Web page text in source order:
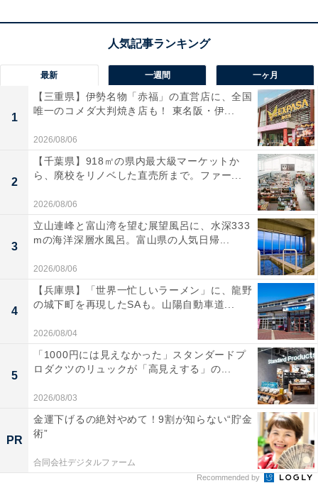
AI処理のために設計された最新のM5 Proチップ（15コア
CPU・16コアGPU）搭載のMacBook Pro。14.2インチの
Liquid Retina XDRディスプレイが、息をのむほど鮮やか
な映像体験を叶えます。24GBのメモリと大容量2TBの
SSDを備え、重い動画編集や複雑なタスクもサクサク快
適に。洗練されたシルバーのボディで、毎日の作業がよ
り楽しくなりますね。
ユーザーからは「AI処理がスムーズ」「画面が圧倒的に
綺麗」という声があがっています。一方で、「1.6kgある
ため持ち歩くには少し重い」という声も。最新のテクノ
ロジーで作業効率を上げたい人や、本格的なクリエイテ
ィブ作業をする人には、おすすめの商品といえそうで
す。
あわせて読みたい
【Amazonセール】Anker「急速充電器」が
特別価格で登場中【2月28日】
最新 一週間 一ヶ月
1
【三重県】伊勢名物「赤福」の直営店に、全国
唯一のコメダ大判焼き店も！ 東名阪・伊...
2026/08/06
2
【千葉県】918㎡の県内最大級マーケットか
ら、廃校をリノベした直売所まで。ファー...
2026/08/06
3
立山連峰と富山湾を望む展望風呂に、水深333
mの海洋深層水風呂。富山県の人気日帰...
2026/08/06
4
【兵庫県】「世界一忙しいラーメン」に、龍野
の城下町を再現したSAも。山陽自動車道...
2026/08/04
5
「1000円には見えなかった」スタンダードプ
ロダクツのリュックが「高見えする」の...
2026/08/03
PR
金運下げるの絶対やめて！9割が知らない“貯金
術”
合同会社デジタルファーム
Recommended by